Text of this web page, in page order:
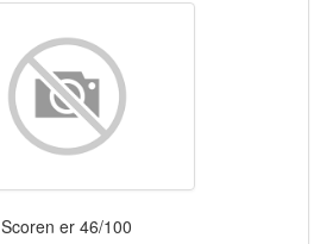
Scoren er 46/100